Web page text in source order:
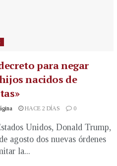
para negar
nacidos de
HACE 2 DÍAS 0
Unidos, Donald Trump,
agosto dos nuevas órdenes
la...